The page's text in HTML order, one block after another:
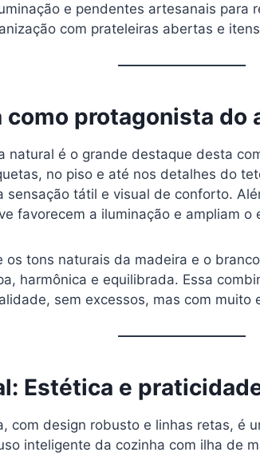
e pendentes artesanais para
com prateleiras abertas e
como protagonista do
natural é o grande destaque desta
no piso e até nos detalhes do
sensação tátil e visual de conforto.
favorecem a iluminação e ampliam o
os tons naturais da madeira e o
harmônica e equilibrada. Essa
sem excessos, mas com muito
Estética e
com design robusto e linhas retas, é
inteligente da cozinha com ilha de